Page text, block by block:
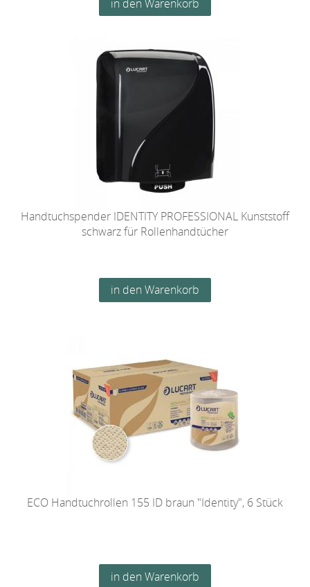
Handtuchspender IDENTITY PROFESSIONAL Kunststoff
schwarz für Rollenhandtücher
ECO Handtuchrollen 155 ID braun "Identity", 6 Stück